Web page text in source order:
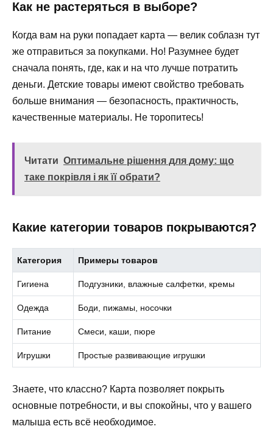
Как не растеряться в выборе?
Когда вам на руки попадает карта — велик соблазн тут
же отправиться за покупками. Но! Разумнее будет
сначала понять, где, как и на что лучше потратить
деньги. Детские товары имеют свойство требовать
больше внимания — безопасность, практичность,
качественные материалы. Не торопитесь!
Читати Оптимальне рішення для дому: що
таке покрівля і як її обрати?
Какие категории товаров покрываются?
Категория Примеры товаров
Гигиена Подгузники, влажные салфетки, кремы
Одежда Боди, пижамы, носочки
Питание Смеси, каши, пюре
Игрушки Простые развивающие игрушки
Знаете, что классно? Карта позволяет покрыть
основные потребности, и вы спокойны, что у вашего
малыша есть всё необходимое.